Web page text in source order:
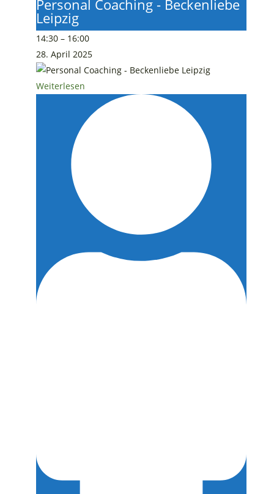
Personal Coaching - Beckenliebe
Leipzig
14:30 – 16:00
28. April 2025
Weiterlesen
Ganzkörpertraining
Beckenliebe